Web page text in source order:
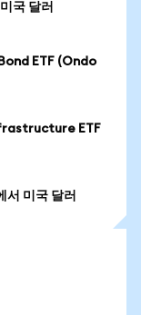
국 달러
ETF (Ondo
ETF
미국 달러